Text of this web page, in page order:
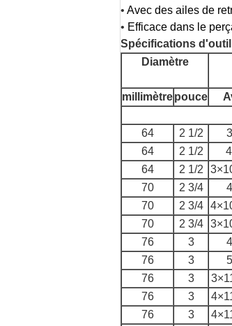
• Avec des ailes de
• Efficace dans le
Spécifications
Diamètre
millimètrepouce
64
2 1/2
64
2 1/2
64
2 1/2
70
2 3/4
70
2 3/4
70
2 3/4
76
3
76
3
76
3
76
3
76
3